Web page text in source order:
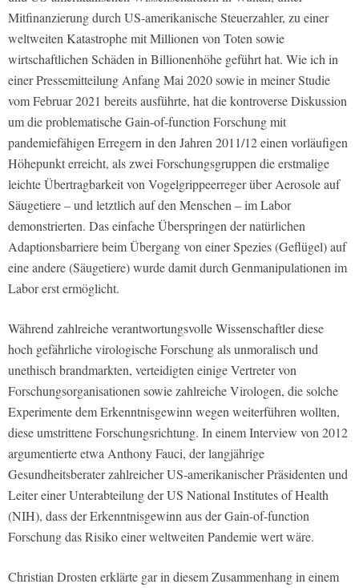
Mitfinanzierung durch US-amerikanische Steuerzahler, zu einer
weltweiten Katastrophe mit Millionen von Toten sowie
wirtschaftlichen Schäden in Billionenhöhe geführt hat. Wie ich in
einer Pressemitteilung Anfang Mai 2020 sowie in meiner Studie
vom Februar 2021 bereits ausführte, hat die kontroverse Diskussion
um die problematische Gain-of-function Forschung mit
pandemiefähigen Erregern in den Jahren 2011/12 einen vorläufigen
Höhepunkt erreicht, als zwei Forschungsgruppen die erstmalige
leichte Übertragbarkeit von Vogelgrippeerreger über Aerosole auf
Säugetiere – und letztlich auf den Menschen – im Labor
demonstrierten. Das einfache Überspringen der natürlichen
Adaptionsbarriere beim Übergang von einer Spezies (Geflügel) auf
eine andere (Säugetiere) wurde damit durch Genmanipulationen im
Labor erst ermöglicht.
Während zahlreiche verantwortungsvolle Wissenschaftler diese
hoch gefährliche virologische Forschung als unmoralisch und
unethisch brandmarkten, verteidigten einige Vertreter von
Forschungsorganisationen sowie zahlreiche Virologen, die solche
Experimente dem Erkenntnisgewinn wegen weiterführen wollten,
diese umstrittene Forschungsrichtung. In einem Interview von 2012
argumentierte etwa Anthony Fauci, der langjährige
Gesundheitsberater zahlreicher US-amerikanischer Präsidenten und
Leiter einer Unterabteilung der US National Institutes of Health
(NIH), dass der Erkenntnisgewinn aus der Gain-of-function
Forschung das Risiko einer weltweiten Pandemie wert wäre.
Christian Drosten erklärte gar in diesem Zusammenhang in einem